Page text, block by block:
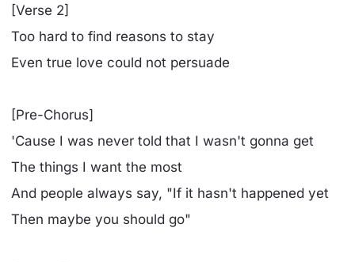
[Verse 2]
Too hard to find reasons to stay
Even true love could not persuade
[Pre-Chorus]
'Cause I was never told that I wasn't gonna get
The things I want the most
And people always say, "If it hasn't happened yet
Then maybe you should go"